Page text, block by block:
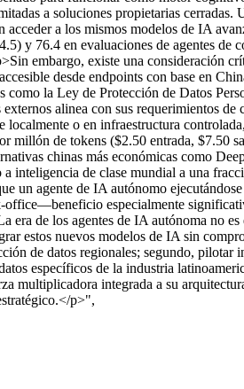
a soluciones propietarias
a los mismos modelos de IA
y 76.4 en evaluaciones de agentes de
embargo, existe una consideración
desde endpoints con base en
la Ley de Protección de Datos
alinea con sus requerimientos
o en infraestructura
de tokens ($2.50 entrada, $7.50
chinas más económicas como
inteligencia de clase mundial a una
un agente de IA autónomo
especialmente
de los agentes de IA autónoma no
estos nuevos modelos de IA sin
de datos regionales; segundo, pilotar
específicos de la industria
multiplicadora integrada a su
p>",